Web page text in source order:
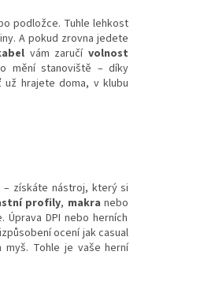
podložce. Tuhle lehkost
A pokud zrovna jedete
vám zaručívolnost
mění stanoviště – díky
hrajete doma, v klubu
získáte nástroj, který si
profily, makra nebo
DPI nebo herních
ocení jak casual
myš. Tohle je vaše herní